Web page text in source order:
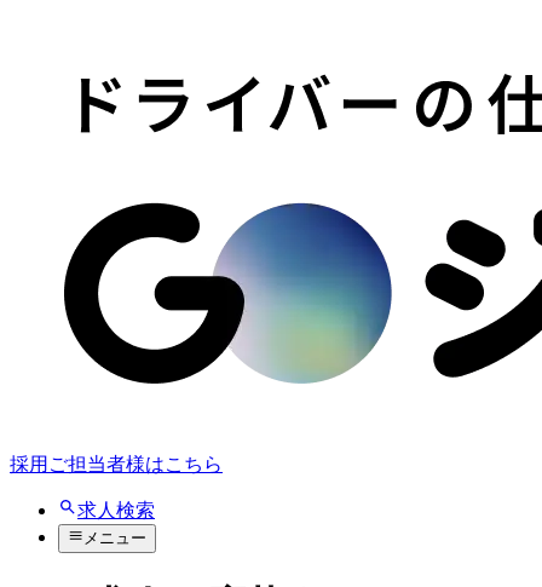
採用ご担当者様はこちら
求人検索
メニュー